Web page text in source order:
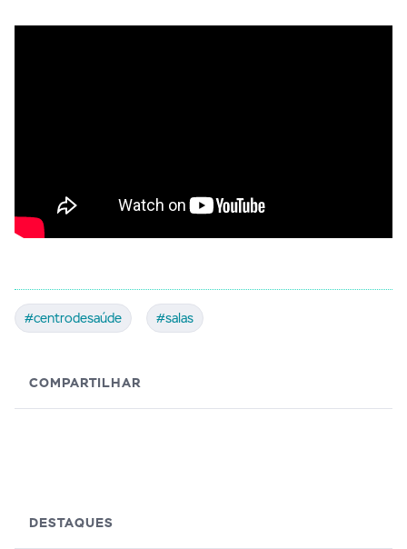
#centrodesaúde #salas
COMPARTILHAR
DESTAQUES